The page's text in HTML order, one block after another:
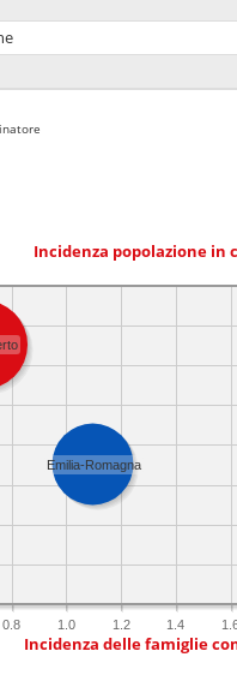
Incidenza popolazione
0.8 1.0 1.2 1.4
Emilia-Romagna
Incidenza delle famiglie